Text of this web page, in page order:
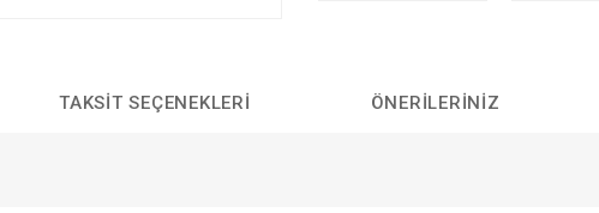
TAKSIT SEÇENEKLERI ÖNERILERINIZ